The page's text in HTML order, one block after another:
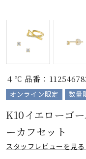
誕生石
石の色
ファッションテイス
ト
４℃ 品番：
オンライン限定 数量
K10イエローゴ
ーカフセット
スタッフレビューを見